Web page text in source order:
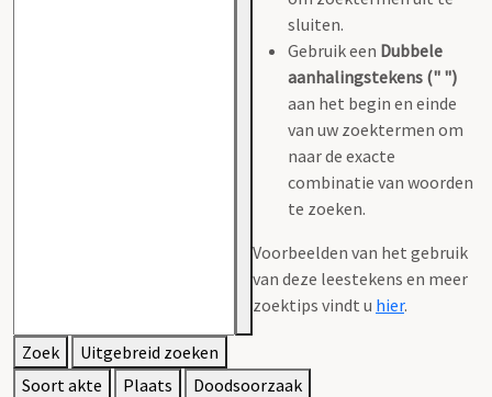
sluiten.
Gebruik een Dubbele
aanhalingstekens (" ")
aan het begin en einde
van uw zoektermen om
naar de exacte
combinatie van woorden
te zoeken.
Voorbeelden van het gebruik
van deze leestekens en meer
zoektips vindt u hier.
Zoek
Uitgebreid zoeken
Soort akte
Plaats
Doodsoorzaak